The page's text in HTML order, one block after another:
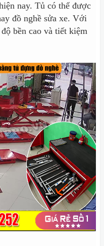
nay. Tủ có thể được
đồ nghề sửa xe. Với
bền cao và tiết kiệm